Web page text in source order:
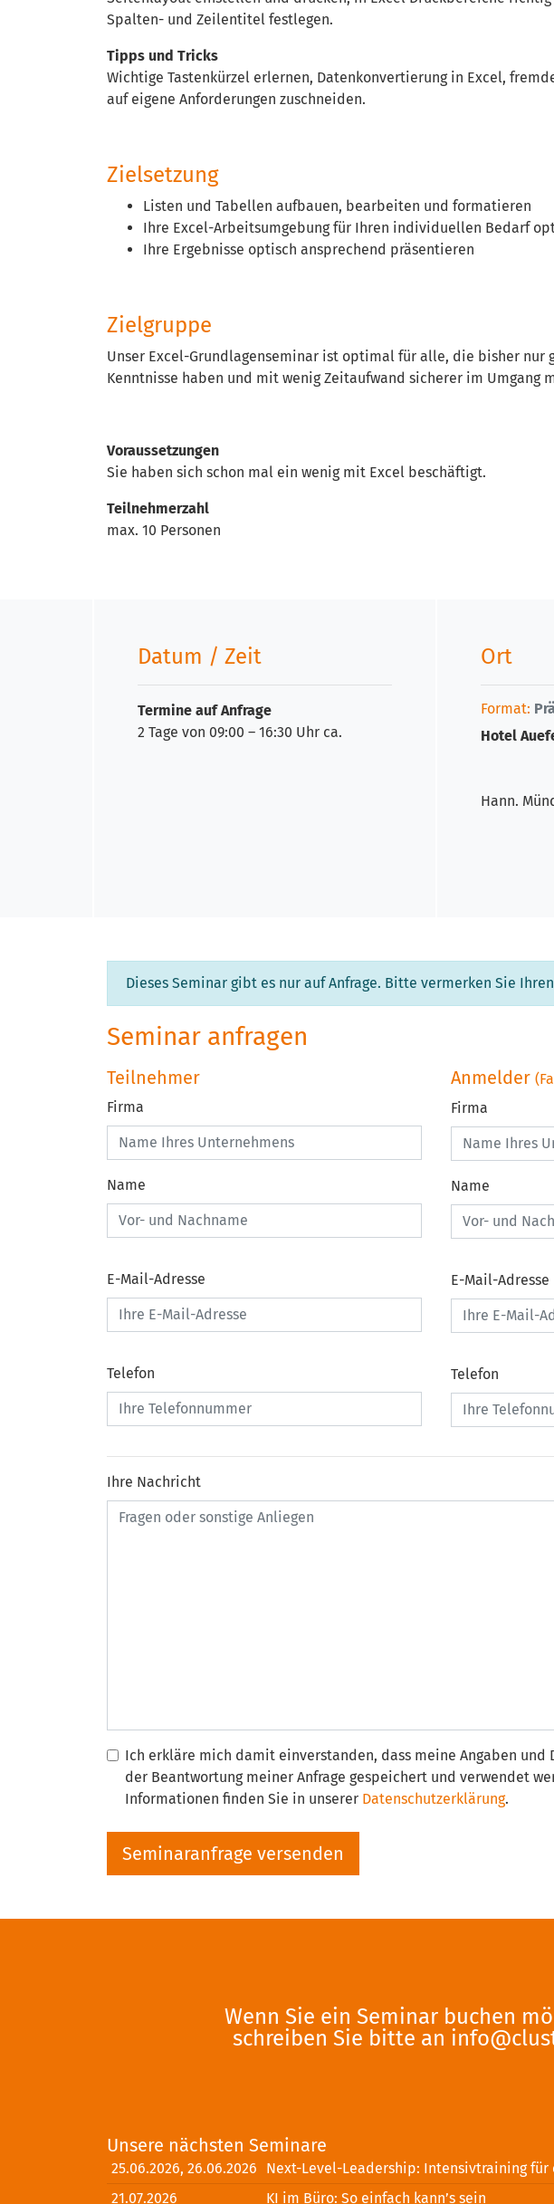
Spalten- und Zeilentitel festlegen.
Tipps und Tricks
Wichtige Tastenkürzel erlernen, Datenkonvertierung in Excel,
auf eigene Anforderungen zuschneiden.
Zielsetzung
Listen und Tabellen aufbauen, bearbeiten und formatieren
Ihre Excel-Arbeitsumgebung für Ihren individuellen Bedarf
Ihre Ergebnisse optisch ansprechend präsentieren
Zielgruppe
Unser Excel-Grundlagenseminar ist optimal für alle, die bisher nur
Kenntnisse haben und mit wenig Zeitaufwand sicherer im Umgang
Voraussetzungen
Sie haben sich schon mal ein wenig mit Excel beschäftigt.
Teilnehmerzahl
max. 10 Personen
Datum / Zeit
Termine auf Anfrage
2 Tage von 09:00 – 16:30 Uhr ca.
Ort
Format:
Hotel
Hann.
Dieses Seminar gibt es nur auf Anfrage. Bitte vermerken Sie
Seminar anfragen
Teilnehmer
Firma
Name
E-Mail-Adresse
Telefon
Anmelder
Firma
Name
E-Mail-Adresse
Telefon
Ihre Nachricht
Ich erkläre mich damit einverstanden, dass meine Angaben und
der Beantwortung meiner Anfrage gespeichert und verwendet
Informationen finden Sie in unserer Datenschutzerklärung.
Wenn Sie ein Seminar buchen
schreiben Sie bitte an
Unsere nächsten Seminare
25.06.2026, 26.06.2026
Next-Level-Leadership: Intensivtraining für
21.07.2026
KI im Büro: So einfach kann’s sein